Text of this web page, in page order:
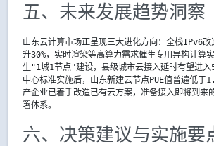
五、未来发展趋势洞察
山东云计算市场正呈现三大进化方向：全栈IPv6改
升30%，实时渲染等高算力需求催生专用异构计算
生"1城1节点"建设，县级城市云接入延时有望进入
中心标准实施后，山东新建云节点PUE值普遍低于
产企业已着手改造已有云方案，准备接入即将到来
署体系。
六、决策建议与实施要